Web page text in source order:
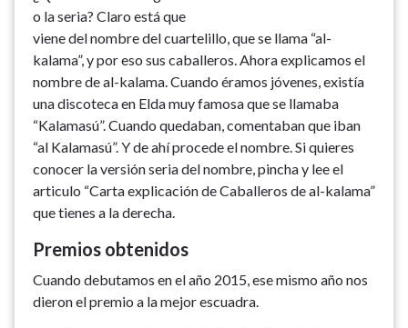
o la seria? Claro está que
viene del nombre del cuartelillo, que se llama “al-
kalama”, y por eso sus caballeros. Ahora explicamos el
nombre de al-kalama. Cuando éramos jóvenes, existía
una discoteca en Elda muy famosa que se llamaba
“Kalamasú”. Cuando quedaban, comentaban que iban
“al Kalamasú”. Y de ahí procede el nombre. Si quieres
conocer la versión seria del nombre, pincha y lee el
articulo “Carta explicación de Caballeros de al-kalama”
que tienes a la derecha.
Premios obtenidos
Cuando debutamos en el año 2015, ese mismo año nos
dieron el premio a la mejor escuadra.